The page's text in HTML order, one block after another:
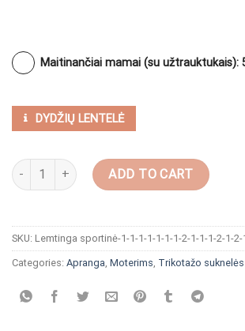
Maitinančiai mamai (su užtrauktukais):
DYDŽIŲ LENTELĖ
Žaisminga suknelė aukštintu kaklu "Juodas
ADD TO CART
SKU: Lemtinga sportinė-1-1-1-1-1-1-1-2-1-1-1-2-1-2-
Categories: Apranga Moterims Trikotažo suknelės